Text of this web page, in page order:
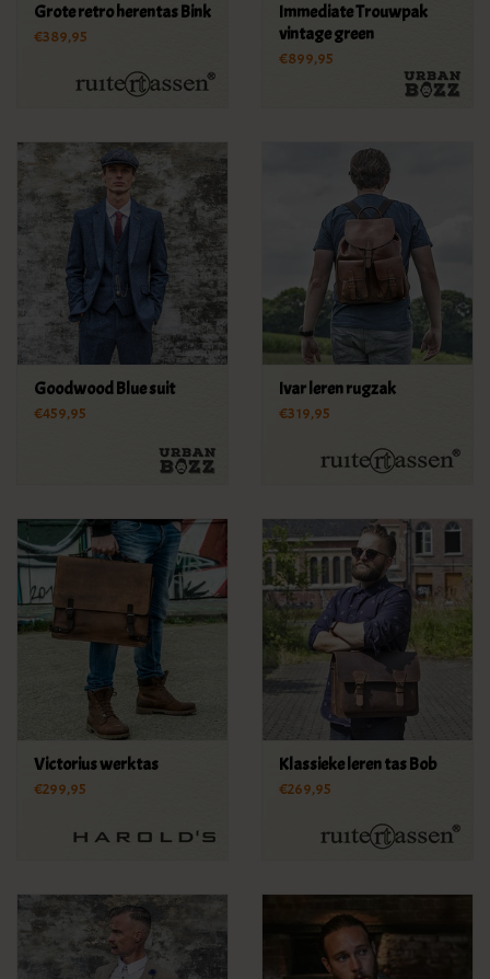
Grote retro herentas Bink
€389,95
Immediate Trouwpak
vintage green
€899,95
Goodwood Blue suit
€459,95
Ivar leren rugzak
€319,95
Victorius werktas
€299,95
Klassieke leren tas Bob
€269,95